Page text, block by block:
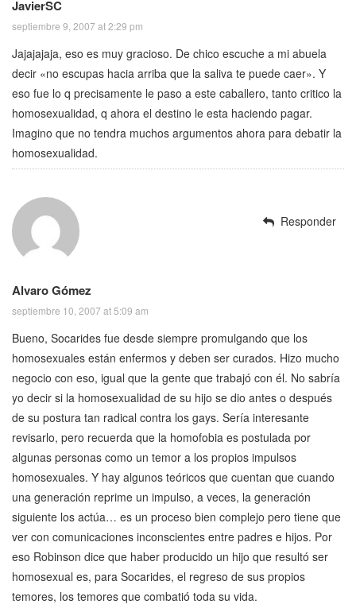
JavierSC
septiembre 9, 2007 at 2:29 pm
Jajajajaja, eso es muy gracioso. De chico escuche a mi abuela
decir «no escupas hacia arriba que la saliva te puede caer». Y
eso fue lo q precisamente le paso a este caballero, tanto critico la
homosexualidad, q ahora el destino le esta haciendo pagar.
Imagino que no tendra muchos argumentos ahora para debatir la
homosexualidad.
Alvaro Gómez
septiembre 10, 2007 at 5:09 am
Bueno, Socarides fue desde siempre promulgando que los
homosexuales están enfermos y deben ser curados. Hizo mucho
negocio con eso, igual que la gente que trabajó con él. No sabría
yo decir si la homosexualidad de su hijo se dio antes o después
de su postura tan radical contra los gays. Sería interesante
revisarlo, pero recuerda que la homofobia es postulada por
algunas personas como un temor a los propios impulsos
homosexuales. Y hay algunos teóricos que cuentan que cuando
una generación reprime un impulso, a veces, la generación
siguiente los actúa… es un proceso bien complejo pero tiene que
ver con comunicaciones inconscientes entre padres e hijos. Por
eso Robinson dice que haber producido un hijo que resultó ser
homosexual es, para Socarides, el regreso de sus propios
temores, los temores que combatió toda su vida.
Responder